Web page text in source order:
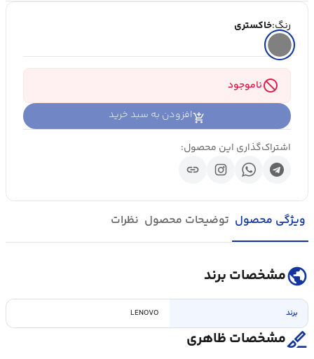
رنگ:خاکستری
blockناموجود
افزودن به سبد خرید
اشتراک‌گذاری این محصول:
link
ویژگی محصول توضیحات محصول نظرات
publicمشخصات برند
برند LENOVO
surgicalمشخصات ظاهری